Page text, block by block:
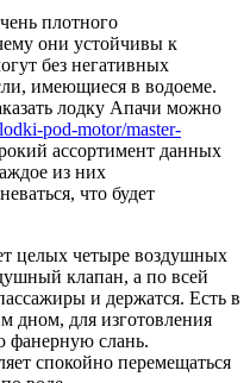
плотного
они устойчивы к
без негативных
имеющиеся в водоеме.
лодку Апачи можно
pod-motor/master-
ассортимент данных
из них
что будет
целых четыре воздушных
клапан, а по всей
и держатся. Есть в
дном, для изготовления
фанерную слань.
спокойно перемещаться